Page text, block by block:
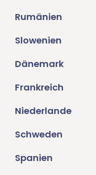
Rumänien
Slowenien
Dänemark
Frankreich
Niederlande
Schweden
Spanien